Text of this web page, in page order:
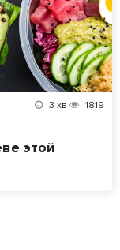
3 хв
1819
этой